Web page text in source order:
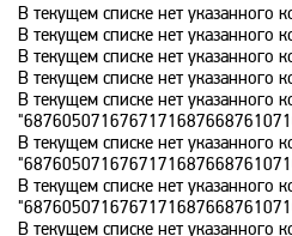
History 2
Hollywood
ICTV
В текущем списке нет указанного
В текущем списке нет указанного
В текущем списке нет указанного
В текущем списке нет указанного
В текущем списке нет указанного
В текущем списке нет указанного
В текущем списке нет указанного
В текущем списке нет указанного